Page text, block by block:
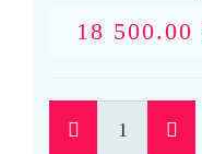
18 500.00